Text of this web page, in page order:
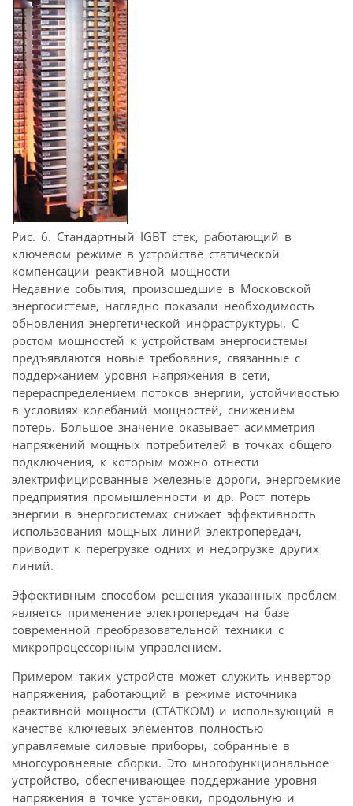
Рис. 6. Стандартный IGBT стек, работающий в
ключевом режиме в устройстве статической
компенсации реактивной мощности
Недавние события, произошедшие в Московской
энергосистеме, наглядно показали необходимость
обновления энергетической инфраструктуры. С
ростом мощностей к устройствам энергосистемы
предъявляются новые требования, связанные с
поддержанием уровня напряжения в сети,
перераспределением потоков энергии, устойчивостью
в условиях колебаний мощностей, снижением
потерь. Большое значение оказывает асимметрия
напряжений мощных потребителей в точках общего
подключения, к которым можно отнести
электрифицированные железные дороги, энергоемкие
предприятия промышленности и др. Рост потерь
энергии в энергосистемах снижает эффективность
использования мощных линий электропередач,
приводит к перегрузке одних и недогрузке других
линий.
Эффективным способом решения указанных проблем
является применение электропередач на базе
современной преобразовательной техники с
микропроцессорным управлением.
Примером таких устройств может служить инвертор
напряжения, работающий в режиме источника
реактивной мощности (СТАТКОМ) и использующий в
качестве ключевых элементов полностью
управляемые силовые приборы, собранные в
многоуровневые сборки. Это многофункциональное
устройство, обеспечивающее поддержание уровня
напряжения в точке установки, продольную и